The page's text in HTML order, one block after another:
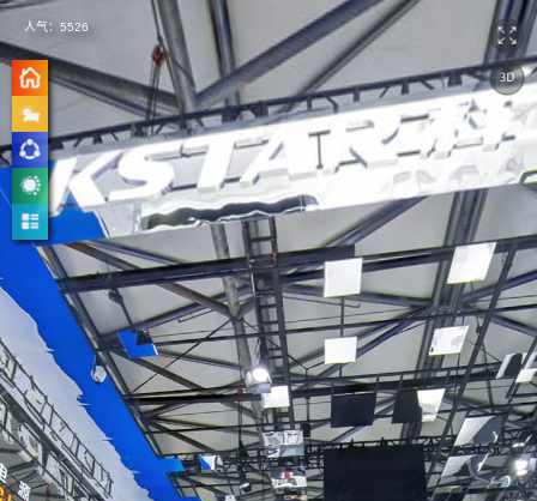
人气： 5526